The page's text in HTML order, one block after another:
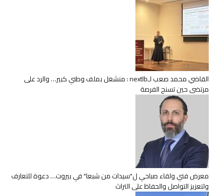
القاضي محمد صعب لـnextlb : منشغل بملف وطني كبير… والرد على
مرتضى حين تسنح الفرصة
معرض فني ولقاء صباحي ل"سيدات من شبعا" في بيروت… دعوة للتعارف
ولتعزيز التواصل والحفاظ على التراث